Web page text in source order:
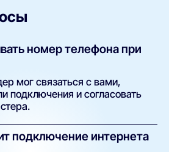
номер телефона при
мог связаться с вами,
подключения и согласовать
подключение интернета